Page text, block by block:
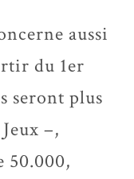
aussi
du 1er
seront plus
–,
50.000,